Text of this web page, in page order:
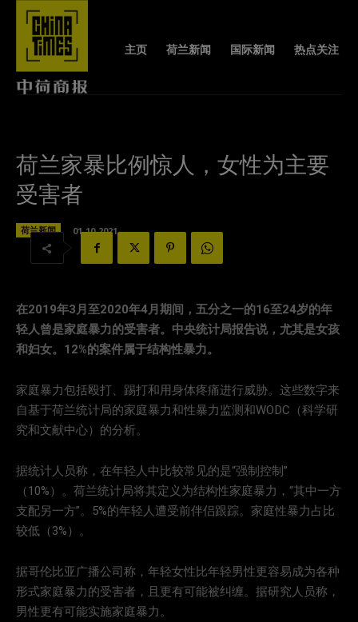
主页 荷兰新闻 国际新闻 热点关注
荷兰家暴比例惊人，女性为主要
受害者
荷兰新闻 01-10-2021
在2019年3月至2020年4月期间，五分之一的16至24岁的年
轻人曾是家庭暴力的受害者。中央统计局报告说，尤其是女孩
和妇女。12%的案件属于结构性暴力。
家庭暴力包括殴打、踢打和用身体疼痛进行威胁。这些数字来
自基于荷兰统计局的家庭暴力和性暴力监测和WODC（科学研
究和文献中心）的分析。
据统计人员称，在年轻人中比较常见的是“强制控制”
（10%）。荷兰统计局将其定义为结构性家庭暴力，“其中一方
支配另一方”。5%的年轻人遭受前伴侣跟踪。家庭性暴力占比
较低（3%）。
据哥伦比亚广播公司称，年轻女性比年轻男性更容易成为各种
形式家庭暴力的受害者，且更有可能被纠缠。据研究人员称，
男性更有可能实施家庭暴力。